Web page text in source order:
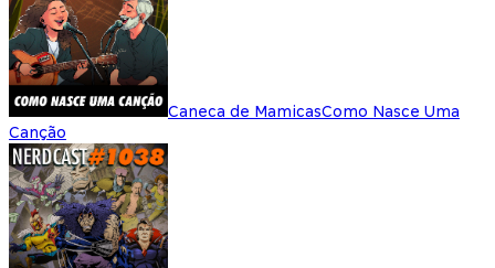
Caneca de MamicasComo Nasce Uma
Canção